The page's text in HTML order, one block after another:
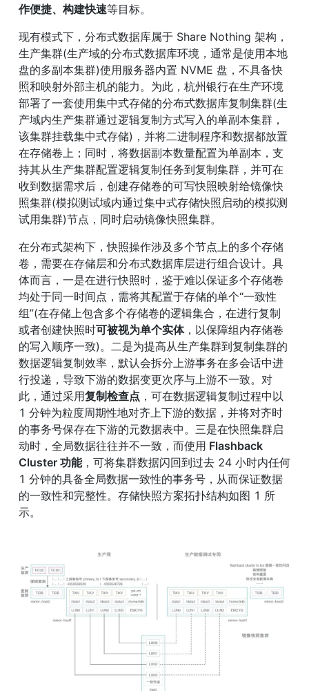
作便捷、构建快速等目标。
现有模式下，分布式数据库属于 Share Nothing 架构，
生产集群(生产域的分布式数据库环境，通常是使用本地
盘的多副本集群)使用服务器内置 NVME 盘，不具备快
照和映射外部主机的能力。为此，杭州银行在生产环境
部署了一套使用集中式存储的分布式数据库复制集群(生
产域内生产集群通过逻辑复制方式写入的单副本集群，
该集群挂载集中式存储)，并将二进制程序和数据都放置
在存储卷上；同时，将数据副本数量配置为单副本，支
持其从生产集群配置逻辑复制任务到复制集群，并可在
收到数据需求后，创建存储卷的可写快照映射给镜像快
照集群(模拟测试域内通过集中式存储快照启动的模拟测
试用集群)节点，同时启动镜像快照集群。
在分布式架构下，快照操作涉及多个节点上的多个存储
卷，需要在存储层和分布式数据库层进行组合设计。具
体而言，一是在进行快照时，鉴于难以保证多个存储卷
均处于同一时间点，需将其配置于存储的单个“一致性
组”(在存储上包含多个存储卷的逻辑集合，在进行复制
或者创建快照时可被视为单个实体，以保障组内存储卷
的写入顺序一致)。二是为提高从生产集群到复制集群的
数据逻辑复制效率，默认会拆分上游事务在多会话中进
行投递，导致下游的数据变更次序与上游不一致。对
此，通过采用复制检查点 ，可在数据逻辑复制过程中以
1 分钟为粒度周期性地对齐上下游的数据，并将对齐时
的事务号保存在下游的元数据表中。三是在快照集群启
动时，全局数据往往并不一致，而使用 Flashback
Cluster 功能，可将集群数据闪回到过去 24 小时内任何
1 分钟的具备全局数据一致性的事务号，从而保证数据
的一致性和完整性。存储快照方案拓扑结构如图 1 所
示。